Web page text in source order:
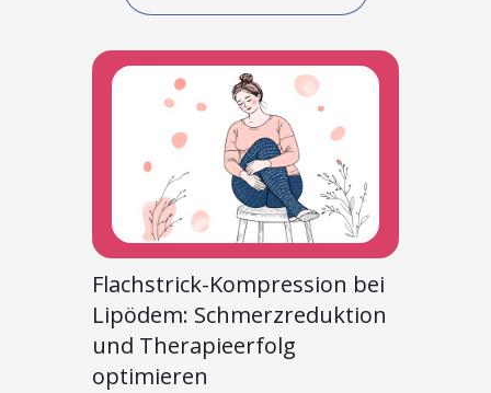
Flachstrick-Kompression bei
Lipödem: Schmerzreduktion
und Therapieerfolg
optimieren